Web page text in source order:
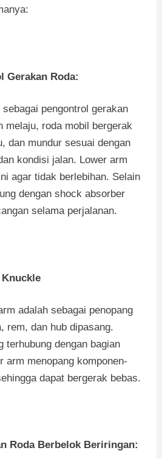
Gerakan Roda:
pengontrol gerakan
melaju, roda mobil bergerak
dan mundur sesuai dengan
kondisi jalan. Lower arm
agar tidak berlebihan. Selain
dengan shock absorber
selama perjalanan.
Knuckle
adalah sebagai penopang
rem, dan hub dipasang.
terhubung dengan bagian
arm menopang komponen-
dapat bergerak bebas.
Roda Berbelok Beriringan: